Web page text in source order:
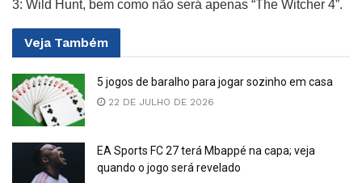
3: Wild Hunt, bem como não será apenas “The Witcher 4”.
Veja Também
5 jogos de baralho para jogar sozinho em casa
22 DE JULHO DE 2026
EA Sports FC 27 terá Mbappé na capa; veja
quando o jogo será revelado